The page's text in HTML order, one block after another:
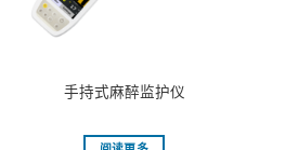
手持式麻醉监护仪